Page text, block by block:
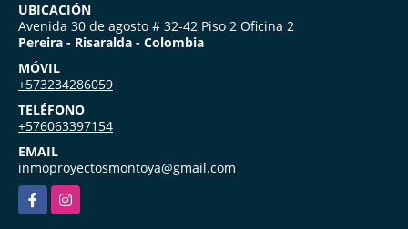
UBICACIÓN
Avenida 30 de agosto # 32-42 Piso 2 Oficina 2
Pereira - Risaralda - Colombia
MÓVIL
+573234286059
TELÉFONO
+576063397154
EMAIL
inmoproyectosmontoya@gmail.com
FacebookInstagram